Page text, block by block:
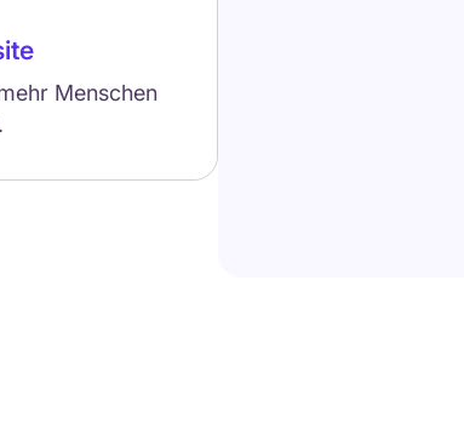
Menschen